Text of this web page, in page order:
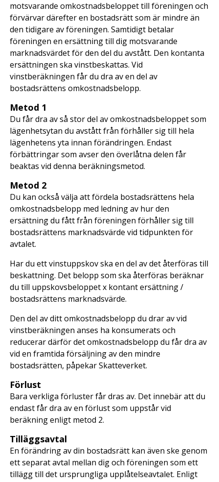
motsvarande omkostnadsbeloppet till föreningen och
förvärvar därefter en bostadsrätt som är mindre än
den tidigare av föreningen. Samtidigt betalar
föreningen en ersättning till dig motsvarande
marknadsvärdet för den del du avstått. Den kontanta
ersättningen ska vinstbeskattas. Vid
vinstberäkningen får du dra av en del av
bostadsrättens omkostnadsbelopp.
Metod 1
Du får dra av så stor del av omkostnadsbeloppet som
lägenhetsytan du avstått från förhåller sig till hela
lägenhetens yta innan förändringen. Endast
förbättringar som avser den överlåtna delen får
beaktas vid denna beräkningsmetod.
Metod 2
Du kan också välja att fördela bostadsrättens hela
omkostnadsbelopp med ledning av hur den
ersättning du fått från föreningen förhåller sig till
bostadsrättens marknadsvärde vid tidpunkten för
avtalet.
Har du ett vinstuppskov ska en del av det återföras till
beskattning. Det belopp som ska återföras beräknar
du till uppskovsbeloppet x kontant ersättning /
bostadsrättens marknadsvärde.
Den del av ditt omkostnadsbelopp du drar av vid
vinstberäkningen anses ha konsumerats och
reducerar därför det omkostnadsbelopp du får dra av
vid en framtida försäljning av den mindre
bostadsrätten, påpekar Skatteverket.
Förlust
Bara verkliga förluster får dras av. Det innebär att du
endast får dra av en förlust som uppstår vid
beräkning enligt metod 2.
Tilläggsavtal
En förändring av din bostadsrätt kan även ske genom
ett separat avtal mellan dig och föreningen som ett
tillägg till det ursprungliga upplåtelseavtalet. Enligt